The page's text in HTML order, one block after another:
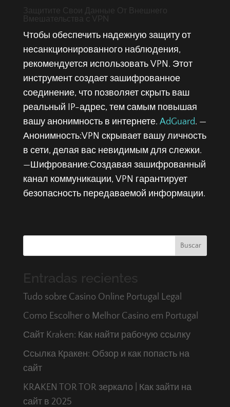
Защитите Свои Данные От Внешнего
Вмешательства c VPN
Чтобы обеспечить надежную защиту от
несанкционированного наблюдения,
рекомендуется использовать VPN. Этот
инструмент создает зашифрованное
соединение, что позволяет скрыть ваш
реальный IP-адрес, тем самым повышая
вашу анонимность в интернете. AdGuard. —
Анонимность:VPN скрывает вашу личность
в сети, делая вас невидимым для слежки.
—Шифрование:Создавая зашифрованный
канал коммуникации, VPN гарантирует
безопасность передаваемой информации.
Buscar
Entradas recientes
Tudo sobre Casino Online Portugal Legal
Como Escolher o Melhor Casino em Portugal
Сайт Kraken: Как найти рабочую ссылку
Ссылка Кракен: Обзор и как попасть на
сайт
KRAKEN TOR TOR зеркало | Как зайти на
сайт в 2025